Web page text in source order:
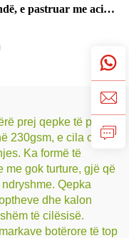
e pastruar me acid,
prej qepke të pastër
230gsm, e cila ofron
Ka formë të
me gok turture, gjë që
Qepka
dhe kalon
të cilësisë.
botërore të top